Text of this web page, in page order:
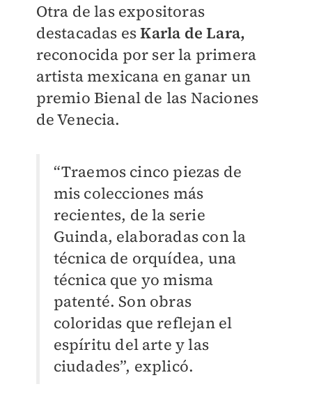
Otra de las expositoras
destacadas esKarla de Lara,
reconocida por ser la primera
artista mexicana en ganar un
premio Bienal de las Naciones
de Venecia.
“Traemos cinco piezas de
mis colecciones más
recientes, de la serie
Guinda, elaboradas con la
técnica de orquídea, una
técnica que yo misma
patenté. Son obras
coloridas que reflejan el
espíritu del arte y las
ciudades”, explicó.